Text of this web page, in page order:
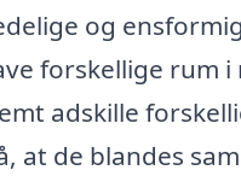
og
forskellige rum i
adskille
at de blandes